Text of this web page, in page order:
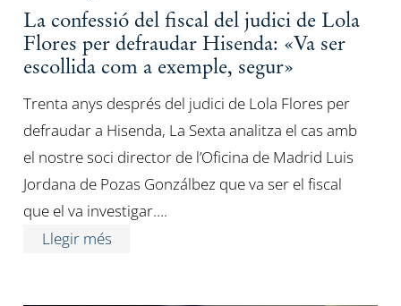
La confessió del fiscal del judici de Lola
Flores per defraudar Hisenda: «Va ser
escollida com a exemple, segur»
Trenta anys després del judici de Lola Flores per
defraudar a Hisenda, La Sexta analitza el cas amb
el nostre soci director de l’Oficina de Madrid Luis
Jordana de Pozas Gonzálbez que va ser el fiscal
que el va investigar….
Llegir més